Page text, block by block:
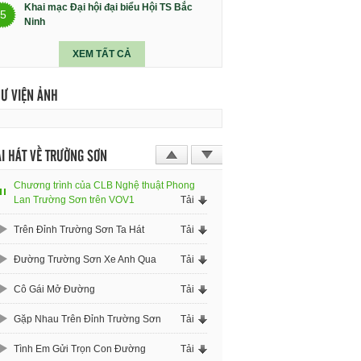
5
Khai mạc Đại hội đại biểu Hội TS Bắc
Ninh
XEM TẤT CẢ
VIỆN ẢNH
HÁT VỀ TRƯỜNG SƠN
Chương trình của CLB Nghệ thuật Phong
Lan Trường Sơn trên VOV1
Tải
Trên Đỉnh Trường Sơn Ta Hát Tải
Đường Trường Sơn Xe Anh Qua Tải
Cô Gái Mở Đường Tải
Gặp Nhau Trên Đỉnh Trường Sơn Tải
Tình Em Gửi Trọn Con Đường Tải